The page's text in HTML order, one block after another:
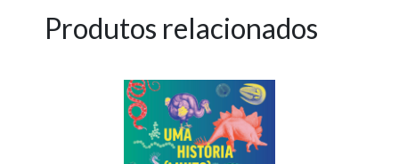
Produtos relacionados